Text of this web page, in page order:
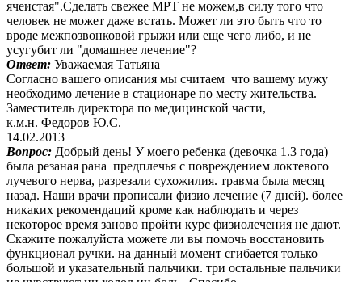
ячеистая".Сделать свежее МРТ не можем,в силу того что
человек не может даже встать. Может ли это быть что то
вроде межпозвонковой грыжи или еще чего либо, и не
усугубит ли "домашнее лечение"?
Ответ: Уважаемая Татьяна
Согласно вашего описания мы считаем что вашему мужу
необходимо лечение в стационаре по месту жительства.
Заместитель директора по медицинской части,
к.м.н. Федоров Ю.С.
14.02.2013
Вопрос: Добрый день! У моего ребенка (девочка 1.3 года)
была резаная рана предплечья с повреждением локтевого
лучевого нерва, разрезали сухожилия. травма была месяц
назад. Наши врачи прописали физио лечение (7 дней). более
никаких рекомендаций кроме как наблюдать и через
некоторое время заново пройти курс физиолечения не дают.
Скажите пожалуйста можете ли вы помочь восстановить
функционал ручки. на данный момент сгибается только
большой и указательный пальчики. три остальные пальчики